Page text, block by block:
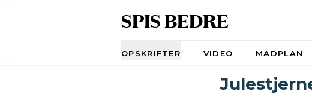
SPIS BEDRE
OPSKRIFTER VIDEO MADPLAN